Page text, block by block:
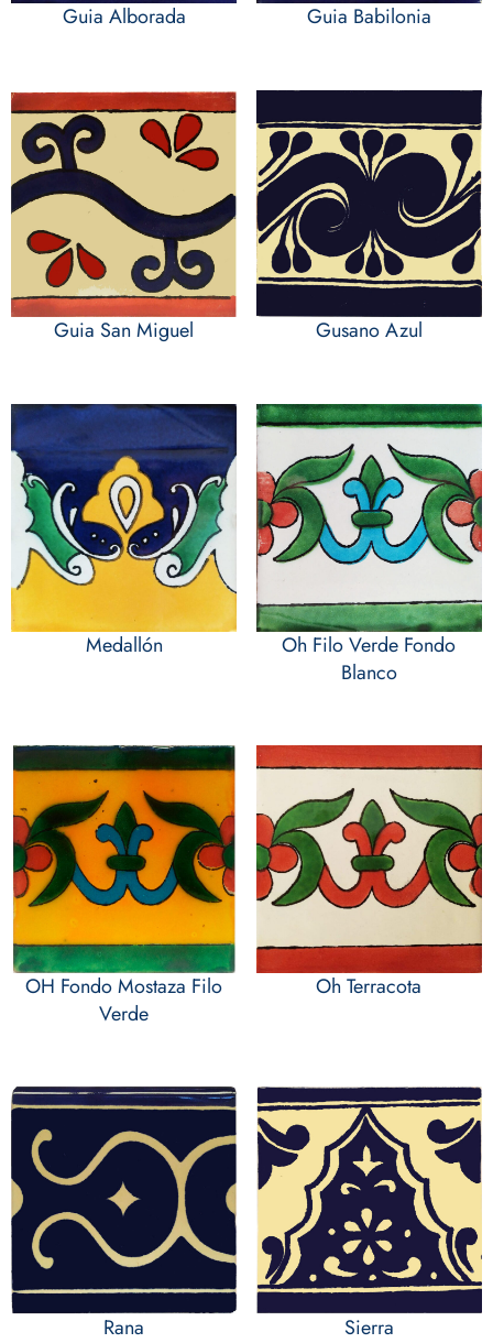
Guia Alborada Guia Babilonia
Guia San Miguel Gusano Azul
Medallón
Oh Filo Verde Fondo
Blanco
OH Fondo Mostaza Filo
Verde
Oh Terracota
Rana Sierra